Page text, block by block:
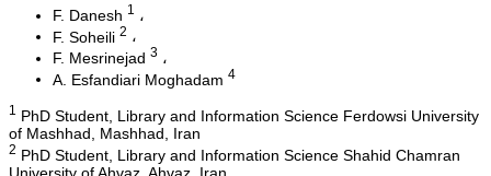
F. Danesh 1
F. Soheili 2
F. Mesrinejad 3
A. Esfandiari Moghadam 4
1
PhD Student, Library and Information Science Ferdowsi University
of Mashhad, Mashhad, Iran
2 PhD Student, Library and Information Science Shahid Chamran
University of Ahvaz, Ahvaz, Iran